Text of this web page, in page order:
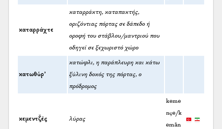
καταρράχτε
καταρράκτη, καταπακτής,
οριζόντιας πόρτας σε δάπεδο ή
οροφή του στάβλου/μαντριού που
οδηγεί σε ξεχωριστό χώρο
κατωθύρ’
κατώφλι, η παράπλευρη και κάτω
ξύλινη δοκός της πόρτας, ο
πρόδρομος
κεμεντζ̌ές λύρας
keme
nçe/k
emān